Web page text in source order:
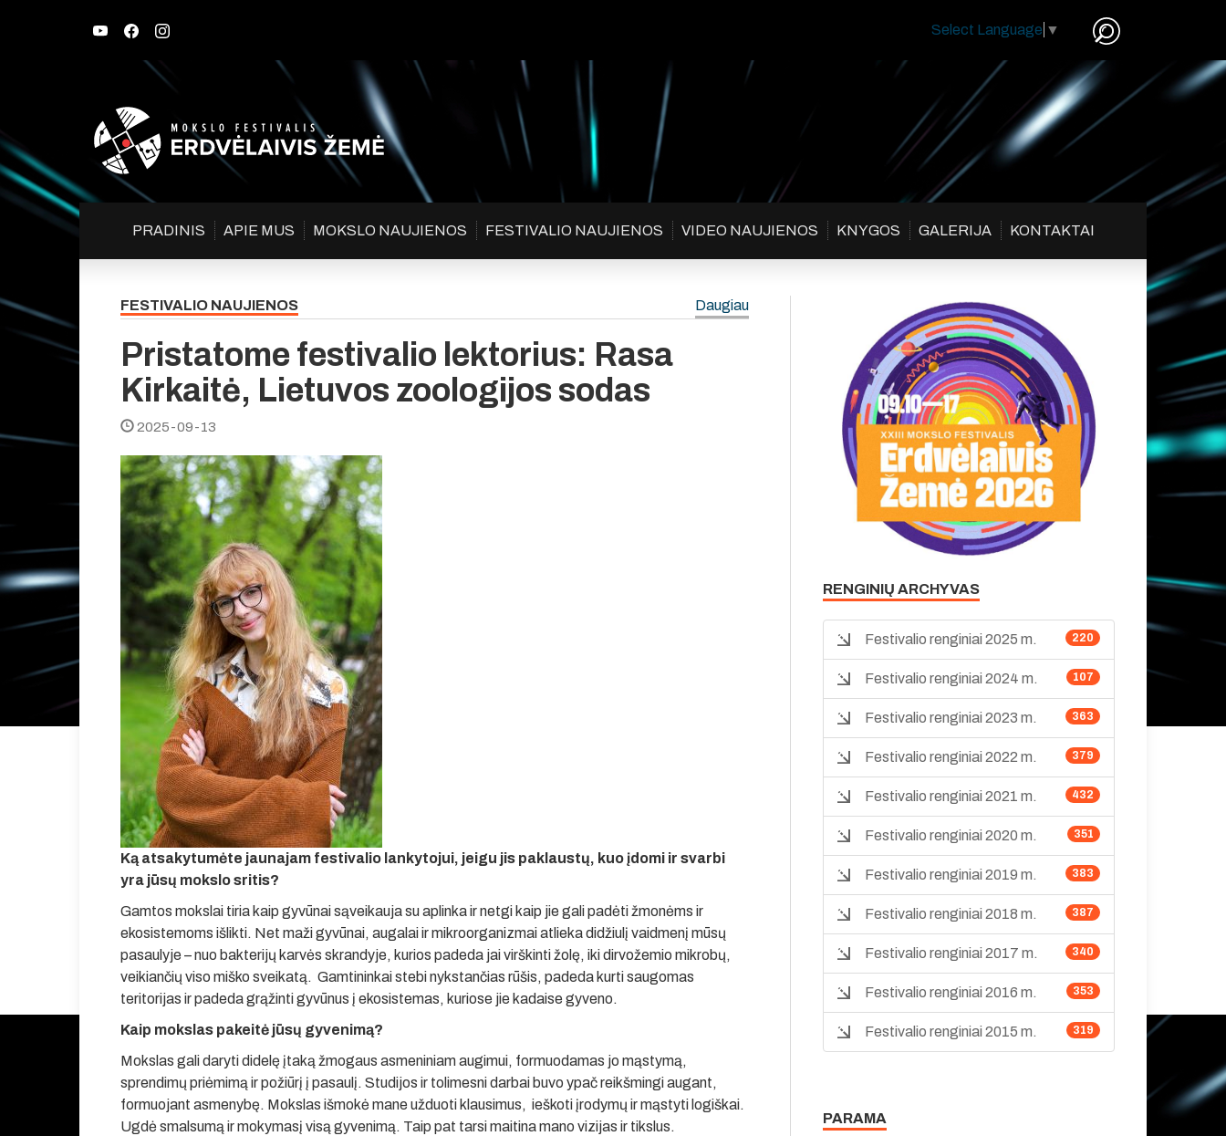
Select Language ▼
PRADINIS APIE MUS MOKSLO NAUJIENOS FESTIVALIO NAUJIENOS VIDEO NAUJIENOS KNYGOS GALERIJA KONTAKTAI
FESTIVALIO NAUJIENOS Daugiau
Pristatome festivalio lektorius: Rasa
Kirkaitė, Lietuvos zoologijos sodas
2025-09-13
Ką atsakytumėte jaunajam festivalio lankytojui, jeigu jis paklaustų, kuo įdomi ir svarbi
yra jūsų mokslo sritis?
Gamtos mokslai tiria kaip gyvūnai sąveikauja su aplinka ir netgi kaip jie gali padėti žmonėms ir
ekosistemoms išlikti. Net maži gyvūnai, augalai ir mikroorganizmai atlieka didžiulį vaidmenį mūsų
pasaulyje – nuo bakterijų karvės skrandyje, kurios padeda jai virškinti žolę, iki dirvožemio mikrobų,
veikiančių viso miško sveikatą. Gamtininkai stebi nykstančias rūšis, padeda kurti saugomas
teritorijas ir padeda grąžinti gyvūnus į ekosistemas, kuriose jie kadaise gyveno.
Kaip mokslas pakeitė jūsų gyvenimą?
Mokslas gali daryti didelę įtaką žmogaus asmeniniam augimui, formuodamas jo mąstymą,
sprendimų priėmimą ir požiūrį į pasaulį. Studijos ir tolimesni darbai buvo ypač reikšmingi augant,
formuojant asmenybę. Mokslas išmokė mane užduoti klausimus, ieškoti įrodymų ir mąstyti logiškai.
Ugdė smalsumą ir mokymasį visą gyvenimą. Taip pat tarsi maitina mano vizijas ir tikslus.
RENGINIŲ ARCHYVAS
220
Festivalio renginiai 2025 m.
107
Festivalio renginiai 2024 m.
363
Festivalio renginiai 2023 m.
379
Festivalio renginiai 2022 m.
432
Festivalio renginiai 2021 m.
351
Festivalio renginiai 2020 m.
383
Festivalio renginiai 2019 m.
387
Festivalio renginiai 2018 m.
340
Festivalio renginiai 2017 m.
353
Festivalio renginiai 2016 m.
319
Festivalio renginiai 2015 m.
PARAMA